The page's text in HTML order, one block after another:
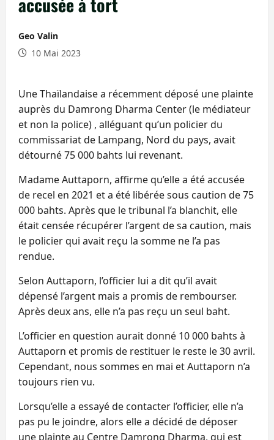
Geo Valin
10 Mai 2023
Une Thaïlandaise a récemment déposé une plainte
auprès du Damrong Dharma Center (le médiateur
et non la police) , alléguant qu’un policier du
commissariat de Lampang, Nord du pays, avait
détourné 75 000 bahts lui revenant.
Madame Auttaporn, affirme qu’elle a été accusée
de recel en 2021 et a été libérée sous caution de 75
000 bahts. Après que le tribunal l’a blanchit, elle
était censée récupérer l’argent de sa caution, mais
le policier qui avait reçu la somme ne l’a pas
rendue.
Selon Auttaporn, l’officier lui a dit qu’il avait
dépensé l’argent mais a promis de rembourser.
Après deux ans, elle n’a pas reçu un seul baht.
L’officier en question aurait donné 10 000 bahts à
Auttaporn et promis de restituer le reste le 30 avril.
Cependant, nous sommes en mai et Auttaporn n’a
toujours rien vu.
Lorsqu’elle a essayé de contacter l’officier, elle n’a
pas pu le joindre, alors elle a décidé de déposer
une plainte au Centre Damrong Dharma, qui est